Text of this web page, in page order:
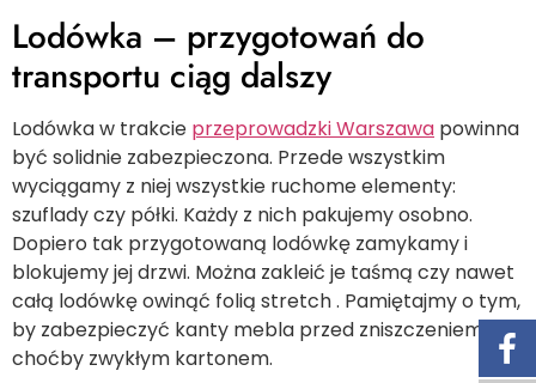
Lodówka – przygotowań do
transportu ciąg dalszy
Lodówka w trakcie przeprowadzki Warszawa powinna
być solidnie zabezpieczona. Przede wszystkim
wyciągamy z niej wszystkie ruchome elementy:
szuflady czy półki. Każdy z nich pakujemy osobno.
Dopiero tak przygotowaną lodówkę zamykamy i
blokujemy jej drzwi. Można zakleić je taśmą czy nawet
całą lodówkę owinąć folią stretch . Pamiętajmy o tym,
by zabezpieczyć kanty mebla przed zniszczeniem –
choćby zwykłym kartonem.